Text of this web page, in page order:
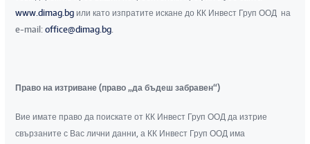
www.dimag.bg или като изпратите искане до КК Инвест Груп ООД на
e-mail:office@dimag.bg.
Право на изтриване (право „да бъдеш забравен“)
Вие имате право да поискате от КК Инвест Груп ООД да изтрие
свързаните с Вас лични данни, а КК Инвест Груп ООД има